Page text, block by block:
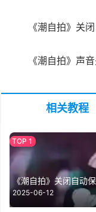
《潮自拍》关
《潮自拍》声
相关教程
《潮自拍》关闭自动
2025-06-12